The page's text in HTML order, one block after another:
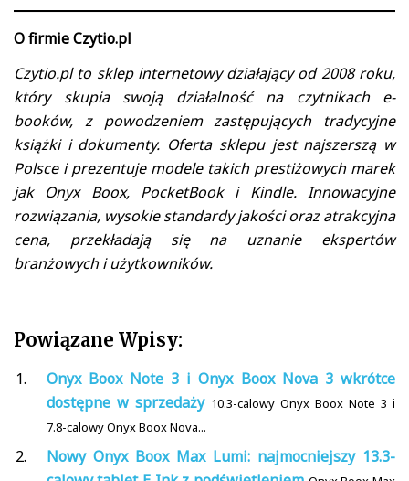
O firmie Czytio.pl
Czytio.pl to sklep internetowy działający od 2008 roku,
który skupia swoją działalność na czytnikach e-
booków, z powodzeniem zastępujących tradycyjne
książki i dokumenty. Oferta sklepu jest najszerszą w
Polsce i prezentuje modele takich prestiżowych marek
jak Onyx Boox, PocketBook i Kindle. Innowacyjne
rozwiązania, wysokie standardy jakości oraz atrakcyjna
cena, przekładają się na uznanie ekspertów
branżowych i użytkowników.
Powiązane Wpisy:
Onyx Boox Note 3 i Onyx Boox Nova 3 wkrótce
dostępne w sprzedaży 10.3-calowy Onyx Boox Note 3 i
7.8-calowy Onyx Boox Nova...
Nowy Onyx Boox Max Lumi: najmocniejszy 13.3-